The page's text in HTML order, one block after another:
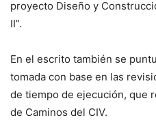
proyecto Diseño y
II”.
En el escrito también se
tomada con base en las
de tiempo de ejecución, que
de Caminos del CIV.